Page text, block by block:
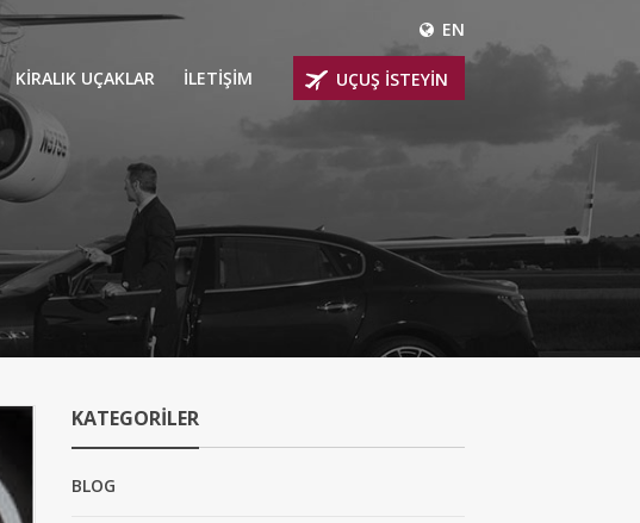
EN
TATİL
KIRALIK UÇAKLAR
VIP YOLCU UÇAKLARI
HELİKOPTER
PERVANELİ KİRALIK UÇAKLAR
KÜÇÜK KABİNLİ UÇAKLAR
ORTA KABİNLİ UÇAKLAR
GENİŞ KABİNLİ UÇAKLAR
YOLCU UÇAKLARI
İLETİŞİM UÇUŞ İSTEYİN
KATEGORILER
BLOG